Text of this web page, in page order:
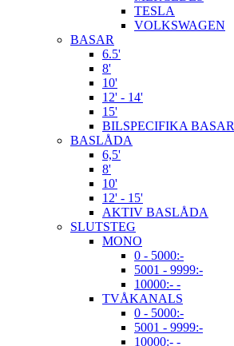
TESLA
VOLKSWAGEN
BASAR
6.5'
8'
10'
12' - 14'
15'
BILSPECIFIKA BASAR
BASLÅDA
6,5'
8'
10'
12' - 15'
AKTIV BASLÅDA
SLUTSTEG
MONO
0 - 5000:-
5001 - 9999:-
10000:- -
TVÅKANALS
0 - 5000:-
5001 - 9999:-
10000:- -